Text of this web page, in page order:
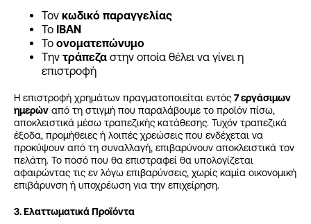
Τον κωδικό παραγγελίας
Το IBAN
Το ονοματεπώνυμο
Την τράπεζα στην οποία θέλει να γίνει η
επιστροφή
Η επιστροφή χρημάτων πραγματοποιείται εντός 7 εργάσιμων
ημερών από τη στιγμή που παραλάβουμε το προϊόν πίσω,
αποκλειστικά μέσω τραπεζικής κατάθεσης. Τυχόν τραπεζικά
έξοδα, προμήθειες ή λοιπές χρεώσεις που ενδέχεται να
προκύψουν από τη συναλλαγή, επιβαρύνουν αποκλειστικά τον
πελάτη. Το ποσό που θα επιστραφεί θα υπολογίζεται
αφαιρώντας τις εν λόγω επιβαρύνσεις, χωρίς καμία οικονομική
επιβάρυνση ή υποχρέωση για την επιχείρηση.
3. Ελαττωματικά Προϊόντα